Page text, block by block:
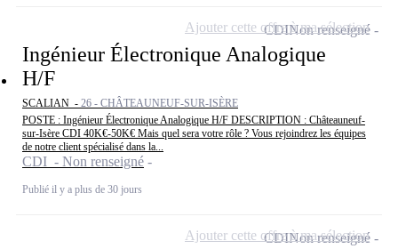
Ingénieur Électronique Analogique
H/F
SCALIAN - 26 - CHÂTEAUNEUF-SUR-ISÈRE
POSTE : Ingénieur Électronique Analogique H/F DESCRIPTION : Châteauneuf-
sur-Isère CDI 40K€-50K€ Mais quel sera votre rôle ? Vous rejoindrez les équipes
de notre client spécialisé dans la...
CDI - Non renseigné
Publié il y a plus de 30 jours
CDINon renseigné
Ajouter cette offre à ma sélection
CDINon renseigné
Ajouter cette offre à ma sélection